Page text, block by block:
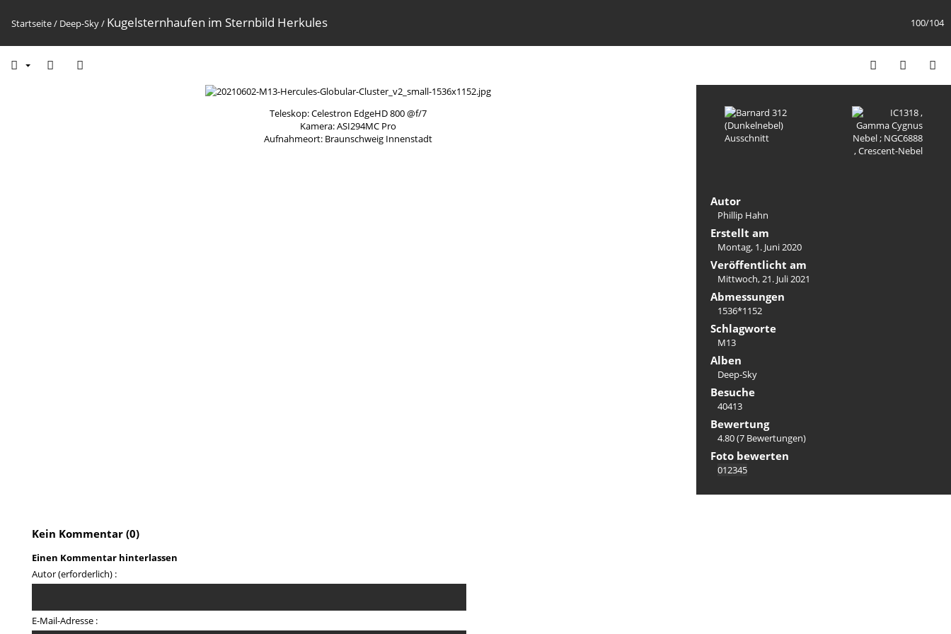
100/104
Startseite/ Deep-Sky/ Kugelsternhaufen im Sternbild Herkules
Teleskop: Celestron EdgeHD 800 @f/7
Kamera: ASI294MC Pro
Aufnahmeort: Braunschweig Innenstadt
Autor
Phillip Hahn
Erstellt am
Montag, 1. Juni 2020
Veröffentlicht am
Mittwoch, 21. Juli 2021
Abmessungen
1536*1152
Schlagworte
M13
Alben
Deep-Sky
Besuche
40413
Bewertung
4.80(7 Bewertungen)
Foto bewerten
Kein Kommentar (0)
Einen Kommentar hinterlassen
Autor (erforderlich) :
E-Mail-Adresse :